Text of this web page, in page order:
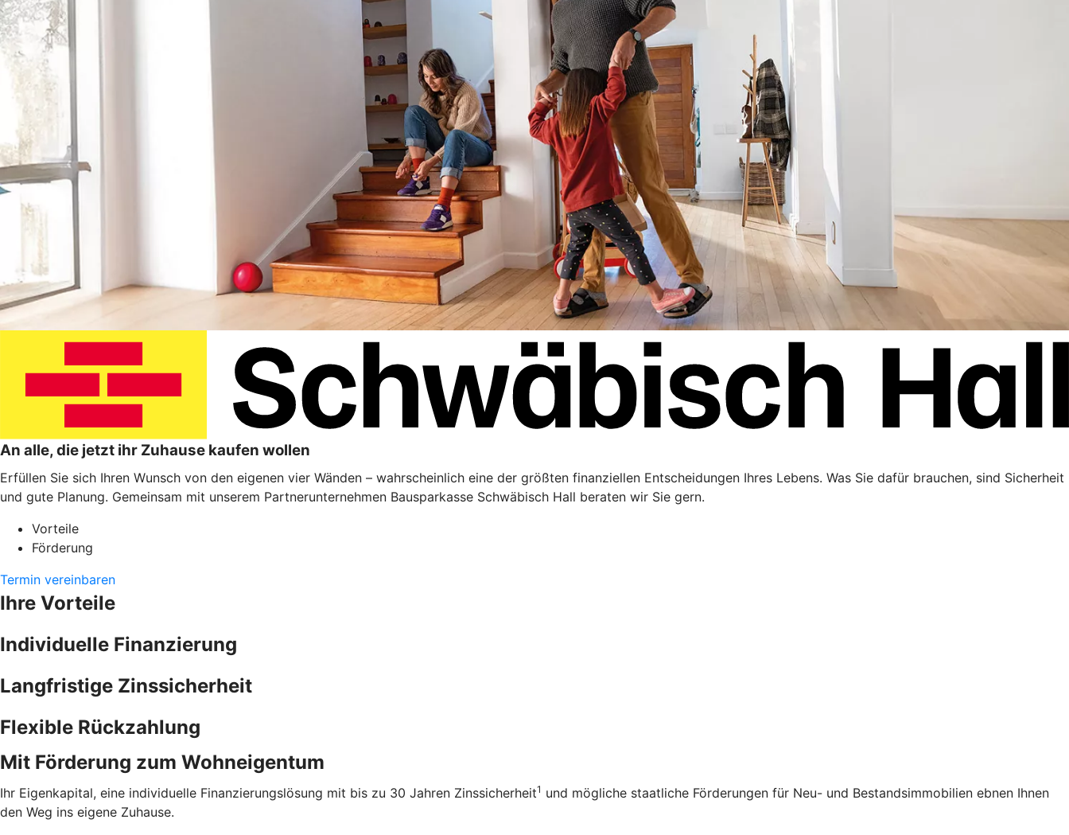
An alle, die jetzt ihr Zuhause kaufen wollen
Erfüllen Sie sich Ihren Wunsch von den eigenen vier Wänden – wahrscheinlich eine der größten finanziellen Entscheidungen Ihres Lebens. Was Sie dafür brauchen, sind Sicherheit
und gute Planung. Gemeinsam mit unserem Partnerunternehmen Bausparkasse Schwäbisch Hall beraten wir Sie gern.
Vorteile
Förderung
Termin vereinbaren
Ihre Vorteile
Individuelle Finanzierung
Langfristige Zinssicherheit
Flexible Rückzahlung
Mit Förderung zum Wohneigentum
Ihr Eigenkapital, eine individuelle Finanzierungslösung mit bis zu 30 Jahren Zinssicherheit1 und mögliche staatliche Förderungen für Neu- und Bestandsimmobilien ebnen Ihnen
den Weg ins eigene Zuhause.